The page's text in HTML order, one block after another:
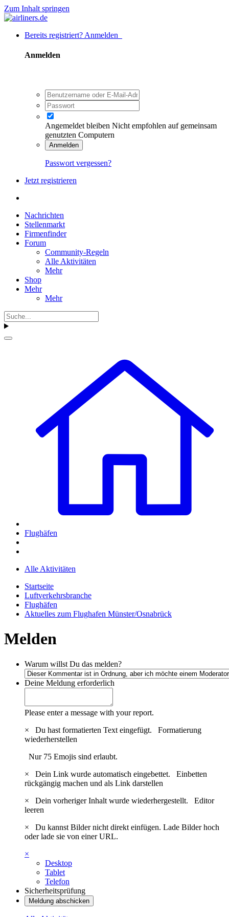
Zum Inhalt springen
Bereits registriert? Anmelden
Anmelden
Angemeldet bleiben Nicht empfohlen auf gemeinsam
genutzten Computern
Anmelden
Passwort vergessen?
Jetzt registrieren
Nachrichten
Stellenmarkt
Firmenfinder
Forum
Community-Regeln
Alle Aktivitäten
Mehr
Shop
Mehr
Mehr
Flughäfen
Alle Aktivitäten
Startseite
Luftverkehrsbranche
Flughäfen
Aktuelles zum Flughafen Münster/Osnabrück
Melden
Warum willst Du das melden?
Deine Meldung erforderlich
Please enter a message with your report.
×
Du hast formatierten Text eingefügt. Formatierung
wiederherstellen
Nur 75 Emojis sind erlaubt.
×
Dein Link wurde automatisch eingebettet. Einbetten
rückgängig machen und als Link darstellen
×
Dein vorheriger Inhalt wurde wiederhergestellt. Editor
leeren
×
Du kannst Bilder nicht direkt einfügen. Lade Bilder hoch
oder lade sie von einer URL.
×
Desktop
Tablet
Telefon
Sicherheitsprüfung
Meldung abschicken